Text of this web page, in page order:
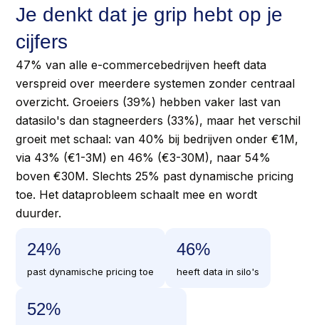
Je denkt dat je grip hebt op je
cijfers
47% van alle e-commercebedrijven heeft data
verspreid over meerdere systemen zonder centraal
overzicht. Groeiers (39%) hebben vaker last van
datasilo's dan stagneerders (33%), maar het verschil
groeit met schaal: van 40% bij bedrijven onder €1M,
via 43% (€1-3M) en 46% (€3-30M), naar 54%
boven €30M. Slechts 25% past dynamische pricing
toe. Het dataprobleem schaalt mee en wordt
duurder.
25%
past dynamische pricing toe
46%
heeft data in silo's
53%